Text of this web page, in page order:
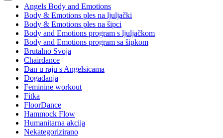
Angels Body and Emotions
Body & Emotions ples na ljuljački
Body & Emotions ples na šipci
Body and Emotions program s ljuljačkom
Body and Emotions program sa šipkom
Brutalno Svoja
Chairdance
Dan u raju s Angelsicama
Događanja
Feminine workout
Fitka
FloorDance
Hammock Flow
Humanitarna akcija
Nekategorizirano